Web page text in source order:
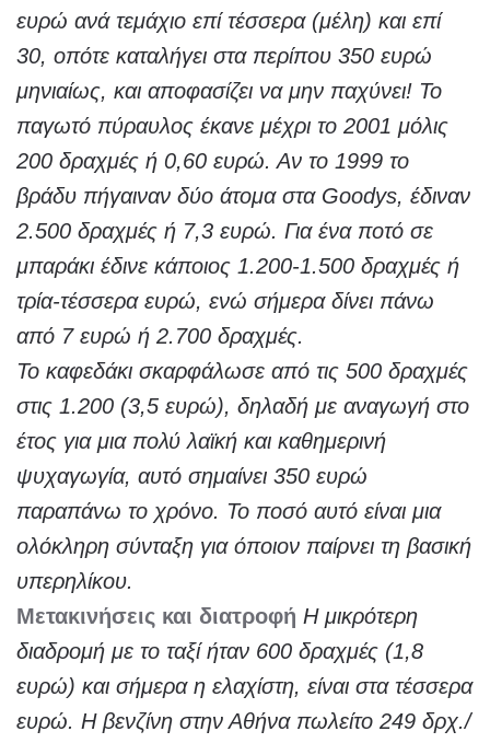
ευρώ ανά τεμάχιο επί τέσσερα (μέλη) και επί
30, οπότε καταλήγει στα περίπου 350 ευρώ
μηνιαίως, και αποφασίζει να μην παχύνει! Το
παγωτό πύραυλος έκανε μέχρι το 2001 μόλις
200 δραχμές ή 0,60 ευρώ. Αν το 1999 το
βράδυ πήγαιναν δύο άτομα στα Goodys, έδιναν
2.500 δραχμές ή 7,3 ευρώ. Για ένα ποτό σε
μπαράκι έδινε κάποιος 1.200-1.500 δραχμές ή
τρία-τέσσερα ευρώ, ενώ σήμερα δίνει πάνω
από 7 ευρώ ή 2.700 δραχμές.
Το καφεδάκι σκαρφάλωσε από τις 500 δραχμές
στις 1.200 (3,5 ευρώ), δηλαδή με αναγωγή στο
έτος για μια πολύ λαϊκή και καθημερινή
ψυχαγωγία, αυτό σημαίνει 350 ευρώ
παραπάνω το χρόνο. Το ποσό αυτό είναι μια
ολόκληρη σύνταξη για όποιον παίρνει τη βασική
υπερηλίκου.
Μετακινήσεις και διατροφή Η μικρότερη
διαδρομή με το ταξί ήταν 600 δραχμές (1,8
ευρώ) και σήμερα η ελαχίστη, είναι στα τέσσερα
ευρώ. Η βενζίνη στην Αθήνα πωλείτο 249 δρχ./